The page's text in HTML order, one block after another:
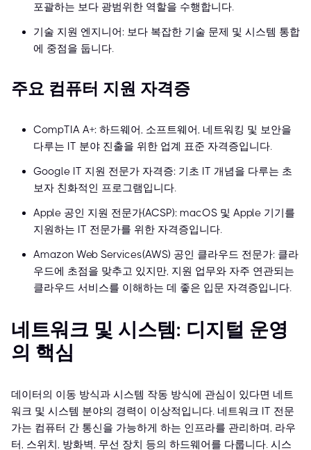
포괄하는 보다 광범위한 역할을 수행합니다.
기술 지원 엔지니어: 보다 복잡한 기술 문제 및 시스템 통합
에 중점을 둡니다.
주요 컴퓨터 지원 자격증
CompTIA A+: 하드웨어, 소프트웨어, 네트워킹 및 보안을
다루는 IT 분야 진출을 위한 업계 표준 자격증입니다.
Google IT 지원 전문가 자격증: 기초 IT 개념을 다루는 초
보자 친화적인 프로그램입니다.
Apple 공인 지원 전문가(ACSP): macOS 및 Apple 기기를
지원하는 IT 전문가를 위한 자격증입니다.
Amazon Web Services(AWS) 공인 클라우드 전문가: 클라
우드에 초점을 맞추고 있지만, 지원 업무와 자주 연관되는
클라우드 서비스를 이해하는 데 좋은 입문 자격증입니다.
네트워크 및 시스템: 디지털 운영
의 핵심
데이터의 이동 방식과 시스템 작동 방식에 관심이 있다면 네트
워크 및 시스템 분야의 경력이 이상적입니다. 네트워크 IT 전문
가는 컴퓨터 간 통신을 가능하게 하는 인프라를 관리하며, 라우
터, 스위치, 방화벽, 무선 장치 등의 하드웨어를 다룹니다. 시스